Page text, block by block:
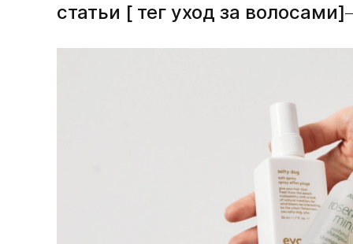
статьи [ тег уход за волосами]